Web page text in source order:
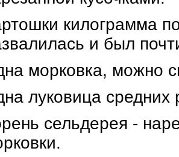
килограмма
и был
морковка, можно
луковица средних
сельдерея -